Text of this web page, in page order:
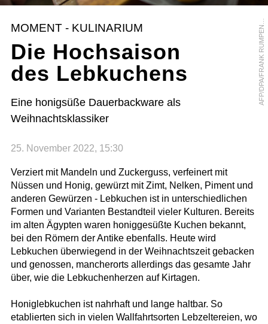
A
F
P
/
D
P
A
/
F
R
A
N
K
R
U
M
P
E
N
H
O
R
S
T
MOMENT - KULINARIUM
Die Hochsaison
des Lebkuchens
Eine honigsüße Dauerbackware als
Weihnachtsklassiker
25. November 2022, 15:30
Verziert mit Mandeln und Zuckerguss, verfeinert mit
Nüssen und Honig, gewürzt mit Zimt, Nelken, Piment und
anderen Gewürzen - Lebkuchen ist in unterschiedlichen
Formen und Varianten Bestandteil vieler Kulturen. Bereits
im alten Ägypten waren honiggesüßte Kuchen bekannt,
bei den Römern der Antike ebenfalls. Heute wird
Lebkuchen überwiegend in der Weihnachtszeit gebacken
und genossen, mancherorts allerdings das gesamte Jahr
über, wie die Lebkuchenherzen auf Kirtagen.
Honiglebkuchen ist nahrhaft und lange haltbar. So
etablierten sich in vielen Wallfahrtsorten Lebzeltereien, wo